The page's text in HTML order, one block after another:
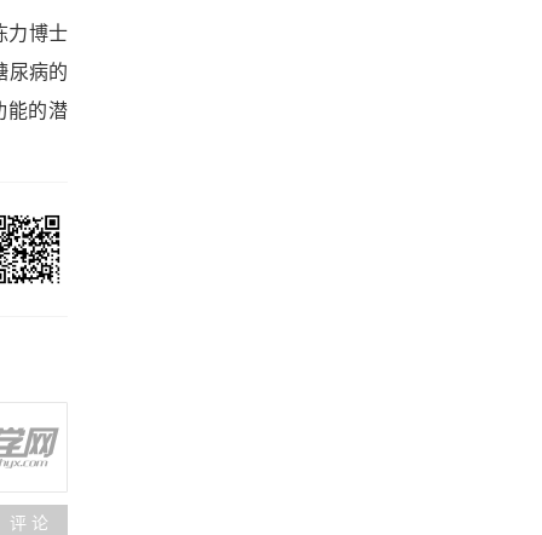
力博士
尿病的
能的潜
评 论